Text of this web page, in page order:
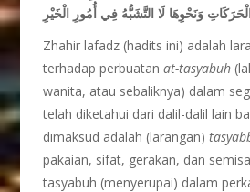
وَنَحْوِهَا لَا التَّشَبُّهُ فِي أُمُورِ الْخَيْرِ
Zhahir lafadz (hadits ini) adalah
terhadap perbuatanat-tasyabuh
wanita, atau sebaliknya) dalam
telah diketahui dari dalil-dalil lain
dimaksud adalah (larangan)
pakaian, sifat, gerakan, dan
tasyabuh (menyerupai) dalam